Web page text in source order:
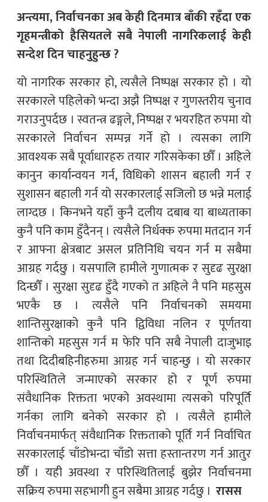
अन्त्यमा, निर्वाचनका अब केही दिनमात्र बाँकी रहँदा एक
गृहमन्त्रीको हैसियतले सबै नेपाली नागरिकलाई केही
सन्देश दिन चाहनुहुन्छ ?
यो नागरिक सरकार हो, त्यसैले निष्पक्ष सरकार हो । यो
सरकारले पहिलेको भन्दा अझै निष्पक्ष र गुणस्तरीय चुनाव
गराउनुपर्दछ । स्वतन्त्र ढङ्गले, निष्पक्ष र भयरहित रुपमा यो
सरकारले निर्वाचन सम्पन्न गर्ने हो । त्यसका लागि
आवश्यक सबै पूर्वाधारहरु तयार गरिसकेका छौँ । अहिले
कानुन कार्यान्वयन गर्न, विधिको शासन बहाली गर्न र
सुशासन बहाली गर्न यो सरकारलाई सजिलो छ भन्ने मलाई
लाग्दछ । किनभने यहाँ कुनै दलीय दबाब या बाध्यताका
कुनै पनि काम हुँदैनन् । त्यसैले निर्धक्क रुपमा मतदान गर्न
र आफ्ना क्षेत्रबाट असल प्रतिनिधि चयन गर्न म सबैमा
आग्रह गर्दछु । यसपालि हामीले गुणात्मक र सुदृढ सुरक्षा
दिन्छौँ । सुरक्षा सुदृढ हुँदै गएको त अहिले नै पनि महसुस
भएकै छ । त्यसैले पनि निर्वाचनको समयमा
शान्तिसुरक्षाको कुनै पनि द्विविधा नलिन र पूर्णतया
शान्तिको महसुस गर्न म फेरि पनि सबै नेपाली दाजुभाइ
तथा दिदीबहिनीहरुमा आग्रह गर्न चाहन्छु । यो सरकार
परिस्थितिले जन्माएको सरकार हो र पूर्ण रुपमा
संवैधानिक रिक्तता भएको अवस्थामा त्यसको परिपूर्ति
गर्नका लागि बनेको सरकार हो । त्यसैले हामीले
निर्वाचनमार्फत् संवैधानिक रिक्तताको पूर्ति गर्न निर्वाचित
सरकारलाई चाँडोभन्दा चाँडो सत्ता हस्तान्तरण गर्न आतुर
छौँ । यही अवस्था र परिस्थितिलाई बुझेर निर्वाचनमा
सक्रिय रुपमा सहभागी हुन सबैमा आग्रह गर्दछु । रासस